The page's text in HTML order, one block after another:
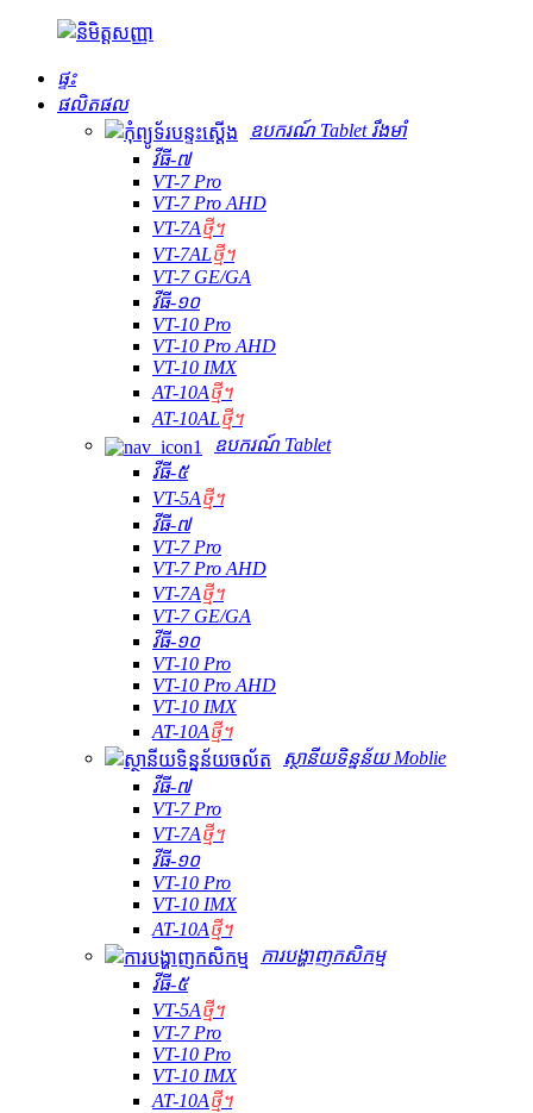
ផ្ទះ
ផលិតផល
ឧបករណ៍ Tablet រឹងមាំ
វីធី-៧
VT-7 Pro
VT-7 Pro AHD
VT-7Aថ្មី។
VT-7ALថ្មី។
VT-7 GE/GA
វីធី-១០
VT-10 Pro
VT-10 Pro AHD
VT-10 IMX
AT-10Aថ្មី។
AT-10ALថ្មី។
ឧបករណ៍ Tablet
វីធី-៥
VT-5Aថ្មី។
វីធី-៧
VT-7 Pro
VT-7 Pro AHD
VT-7Aថ្មី។
VT-7 GE/GA
វីធី-១០
VT-10 Pro
VT-10 Pro AHD
VT-10 IMX
AT-10Aថ្មី។
ស្ថានីយទិន្នន័យ Moblie
វីធី-៧
VT-7 Pro
VT-7Aថ្មី។
វីធី-១០
VT-10 Pro
VT-10 IMX
AT-10Aថ្មី។
ការបង្ហាញកសិកម្ម
វីធី-៥
VT-5Aថ្មី។
VT-7 Pro
VT-10 Pro
VT-10 IMX
AT-10Aថ្មី។